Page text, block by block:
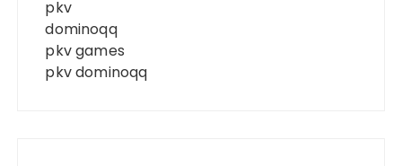
pkv
dominoqq
pkv games
pkv dominoqq